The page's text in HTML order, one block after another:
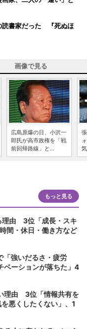
読書家だった 『死ぬほ
画像で見る
広島原爆の日、小沢一
郎氏が高市政権を「戦
前回帰路線」と...
もっと見る
理由 3位「成長・スキ
間・休日・働き方など
強いだるさ・疲労
ベーションが落ちた」4
理由 3位「情報共有を
悪くしたくない」、1